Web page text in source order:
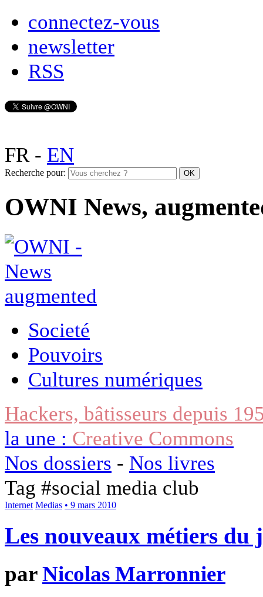
connectez-vous
newsletter
RSS
FR- EN
Recherche pour:
OWNI News,
Societé
Pouvoirs
Cultures numériques
Hackers, bâtisseurs depuis
la une : Creative Commons
Nos dossiers - Nos livres
Tag #social media club
Internet Medias • 9 mars 2010
Les nouveaux métiers du
parNicolas Marronnier